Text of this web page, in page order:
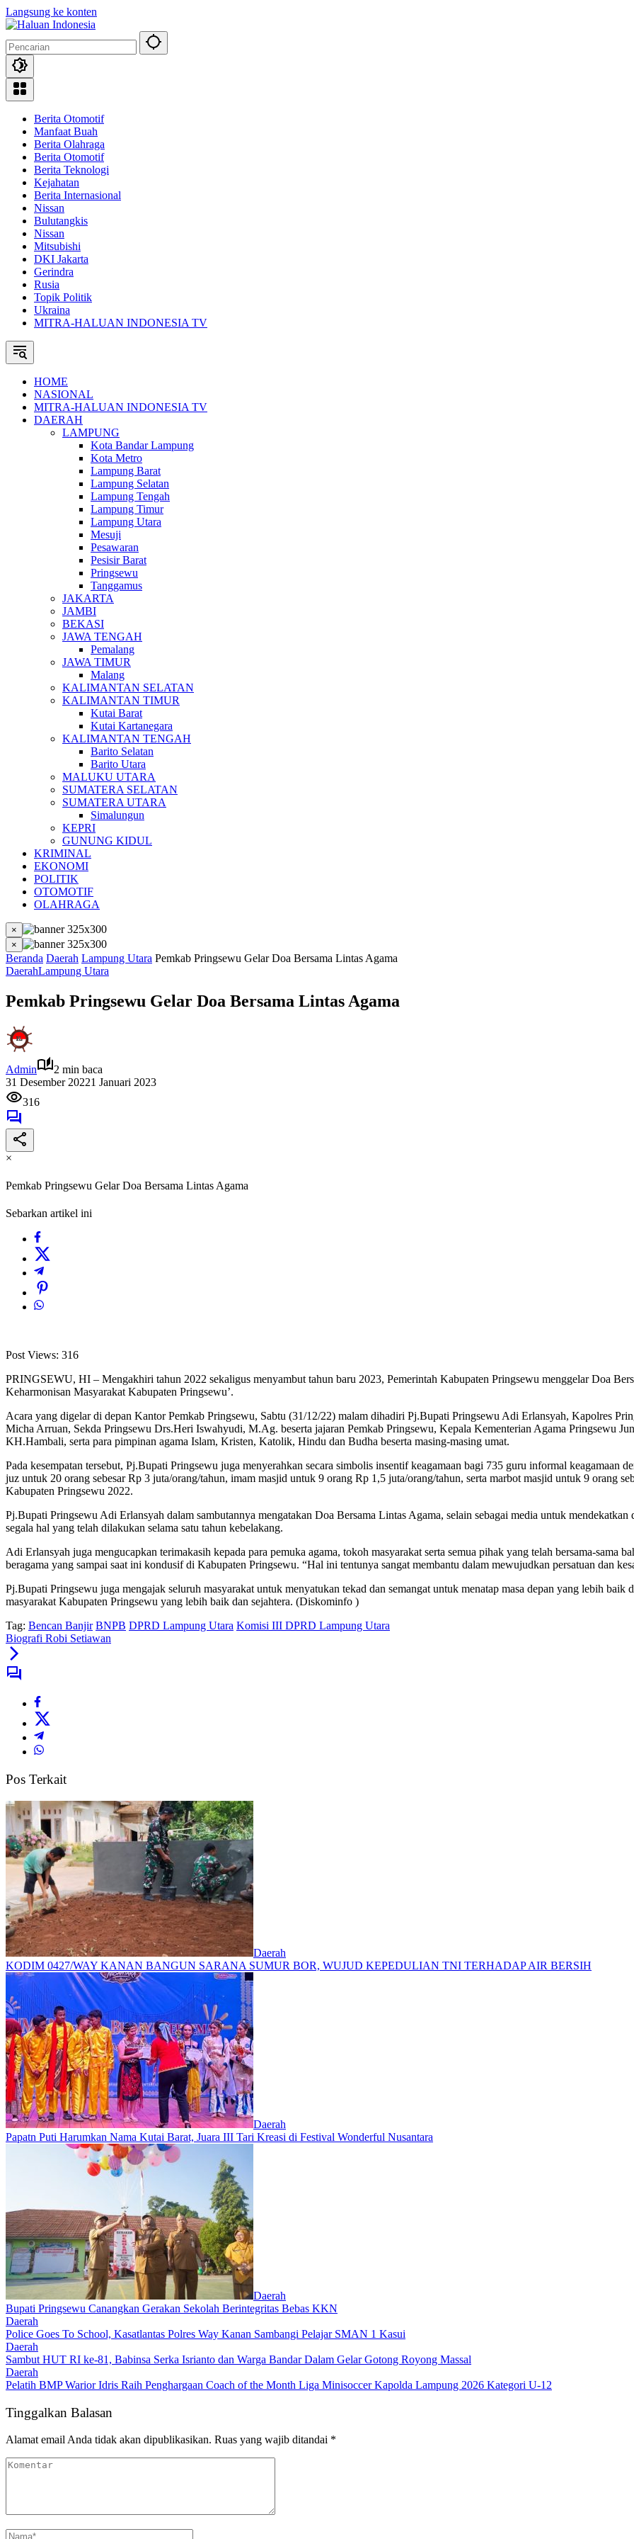
Langsung ke konten
Berita Otomotif
Manfaat Buah
Berita Olahraga
Berita Otomotif
Berita Teknologi
Kejahatan
Berita Internasional
Nissan
Bulutangkis
Nissan
Mitsubishi
DKI Jakarta
Gerindra
Rusia
Topik Politik
Ukraina
MITRA-HALUAN INDONESIA TV
HOME
NASIONAL
MITRA-HALUAN INDONESIA TV
DAERAH
LAMPUNG
Kota Bandar Lampung
Kota Metro
Lampung Barat
Lampung Selatan
Lampung Tengah
Lampung Timur
Lampung Utara
Mesuji
Pesawaran
Pesisir Barat
Pringsewu
Tanggamus
JAKARTA
JAMBI
BEKASI
JAWA TENGAH
Pemalang
JAWA TIMUR
Malang
KALIMANTAN SELATAN
KALIMANTAN TIMUR
Kutai Barat
Kutai Kartanegara
KALIMANTAN TENGAH
Barito Selatan
Barito Utara
MALUKU UTARA
SUMATERA SELATAN
SUMATERA UTARA
Simalungun
KEPRI
GUNUNG KIDUL
KRIMINAL
EKONOMI
POLITIK
OTOMOTIF
OLAHRAGA
×
×
Beranda Daerah Lampung Utara Pemkab Pringsewu Gelar Doa Bersama Lintas Agama
DaerahLampung Utara
Pemkab Pringsewu Gelar Doa Bersama Lintas Agama
Admin
2 min baca
31 Desember 20221 Januari 2023
316
×
Pemkab Pringsewu Gelar Doa Bersama Lintas Agama
Sebarkan artikel ini
Post Views: 316
PRINGSEWU, HI – Mengakhiri tahun 2022 sekaligus menyambut tahun baru 2023, Pemerintah Kabupaten Pringsewu menggelar Doa
Keharmonisan Masyarakat Kabupaten Pringsewu’.
Acara yang digelar di depan Kantor Pemkab Pringsewu, Sabtu (31/12/22) malam dihadiri Pj.Bupati Pringsewu Adi Erlansyah, Kapolres
Micha Arruan, Sekda Pringsewu Drs.Heri Iswahyudi, M.Ag. beserta jajaran Pemkab Pringsewu, Kepala Kementerian Agama
KH.Hambali, serta para pimpinan agama Islam, Kristen, Katolik, Hindu dan Budha beserta masing-masing umat.
Pada kesempatan tersebut, Pj.Bupati Pringsewu juga menyerahkan secara simbolis insentif keagamaan bagi 735 guru informal keagamaan
juz untuk 20 orang sebesar Rp 3 juta/orang/tahun, imam masjid untuk 9 orang Rp 1,5 juta/orang/tahun, serta marbot masjid untuk 9 orang
Kabupaten Pringsewu 2022.
Pj.Bupati Pringsewu Adi Erlansyah dalam sambutannya mengatakan Doa Bersama Lintas Agama, selain sebagai media untuk
segala hal yang telah dilakukan selama satu tahun kebelakang.
Adi Erlansyah juga mengucapkan terimakasih kepada para pemuka agama, tokoh masyarakat serta semua pihak yang telah bersama-sama
beragama yang sampai saat ini kondusif di Kabupaten Pringsewu. “Hal ini tentunya sangat membantu dalam mewujudkan persatuan dan
Pj.Bupati Pringsewu juga mengajak seluruh masyarakat untuk menyatukan tekad dan semangat untuk menatap masa depan yang lebih baik
masyarakat Kabupaten Pringsewu yang lebih baik dan sejahtera. (Diskominfo )
Tag: Bencan Banjir BNPB DPRD Lampung Utara Komisi III DPRD Lampung Utara
Biografi Robi Setiawan
Pos Terkait
Daerah
KODIM 0427/WAY KANAN BANGUN SARANA SUMUR BOR, WUJUD KEPEDULIAN TNI TERHADAP AIR BERSIH
Daerah
Papatn Puti Harumkan Nama Kutai Barat, Juara III Tari Kreasi di Festival Wonderful Nusantara
Daerah
Bupati Pringsewu Canangkan Gerakan Sekolah Berintegritas Bebas KKN
Daerah
Police Goes To School, Kasatlantas Polres Way Kanan Sambangi Pelajar SMAN 1 Kasui
Daerah
Sambut HUT RI ke-81, Babinsa Serka Isrianto dan Warga Bandar Dalam Gelar Gotong Royong Massal
Daerah
Pelatih BMP Warior Idris Raih Penghargaan Coach of the Month Liga Minisoccer Kapolda Lampung 2026 Kategori U-12
Tinggalkan Balasan
Alamat email Anda tidak akan dipublikasikan. Ruas yang wajib ditandai *